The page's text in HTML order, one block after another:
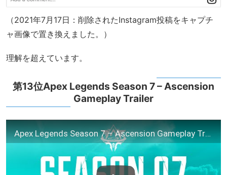
（2021年7月17日：削除されたInstagram投稿をキャプチ
ャ画像で置き換えました。）
理解を超えています。
第13位Apex Legends Season 7 – Ascension
Gameplay Trailer
Apex Legends Season 7 – Ascension Gameplay Trailer